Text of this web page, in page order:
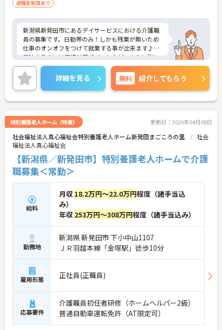
退職金制度あり
新潟県新発田市にあるデイサービスにおける介護職
員の募集です。日勤帯のみ！しかも残業が無いため
仕事のオンオフをつけて就業する事が出来ます♪ご
興味ある方には面接対策ポイントなど、さらに詳し
い詳細をお話いたしますのでお気軽にご相談くださ
い。
詳細を見る 無料 紹介してもらう
特別養護老人ホーム（特養） 更新日：2026年04月08日
社会福祉法人真心福祉会特別養護老人ホーム新発田まごころの里
社会
福祉法人真心福祉会
【新潟県／新発田市】特別養護老人ホームで介護
職募集＜常勤＞
給料
月収 18.2万円～22.0万円程度（諸手当込
み）
年収 253万円～308万円程度（諸手当込み）
勤務地
新潟県 新発田市 下小中山1107
ＪＲ羽越本線「金塚駅」徒歩10分
雇用形態 正社員(正職員)
応募要件
介護職員初任者研修（ホームヘルパー2級）
普通自動車運転免許（AT限定可）